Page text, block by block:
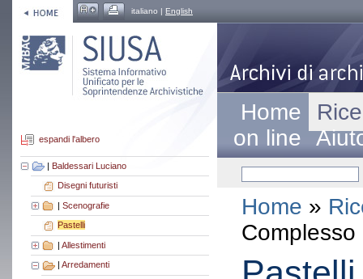
italiano | English
espandi l'albero
| Baldessari Luciano
Disegni futuristi
| Scenografie
Pastelli
| Allestimenti
Arredamenti
Home
on line
Home »